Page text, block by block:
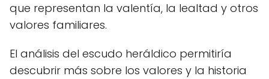
que representan la valentía, la lealtad y otros
valores familiares.
El análisis del escudo heráldico permitiría
descubrir más sobre los valores y la historia